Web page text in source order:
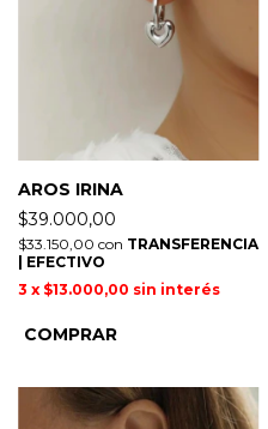
AROS IRINA
$39.000,00
$33.150,00 con TRANSFERENCIA
| EFECTIVO
3 x $13.000,00 sin interés